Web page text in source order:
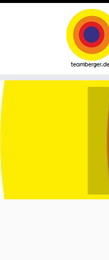
Zum
Inhalt
springen